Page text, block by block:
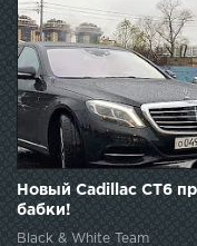
Новый Cadillac CT6
бабки!
Black & White Team